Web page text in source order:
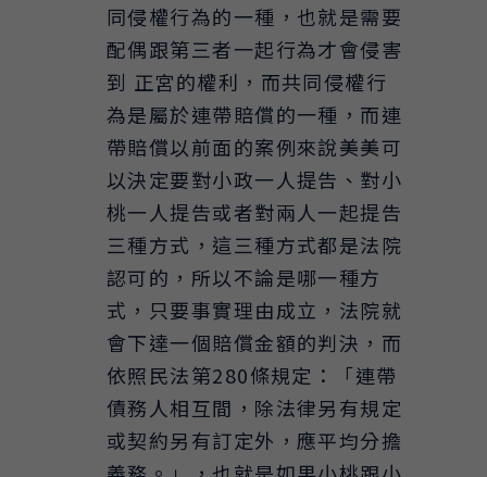
同侵權行為的一種，也就是需要
配偶跟第三者一起行為才會侵害
到 正宮的權利，而共同侵權行
為是屬於連帶賠償的一種，而連
帶賠償以前面的案例來說美美可
以決定要對小政一人提告、對小
桃一人提告或者對兩人一起提告
三種方式，這三種方式都是法院
認可的，所以不論是哪一種方
式，只要事實理由成立，法院就
會下達一個賠償金額的判決，而
依照民法第280條規定：「連帶
債務人相互間，除法律另有規定
或契約另有訂定外，應平均分擔